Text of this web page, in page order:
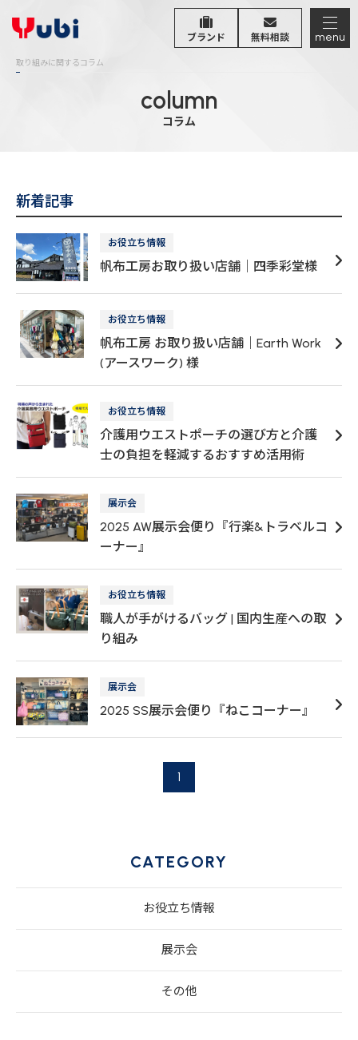
ブランド 無料相談 menu
取り組みに関するコラム
column
コラム
新着記事
お役立ち情報
帆布工房お取り扱い店舗｜四季彩堂様
お役立ち情報
帆布工房 お取り扱い店舗｜Earth Work
(アースワーク) 様
お役立ち情報
介護用ウエストポーチの選び方と介護
士の負担を軽減するおすすめ活用術
展示会
2025 AW展示会便り『行楽&トラベルコ
ーナー』
お役立ち情報
職人が手がけるバッグ | 国内生産への取
り組み
展示会
2025 SS展示会便り『ねこコーナー』
1
CATEGORY
お役立ち情報
展示会
その他